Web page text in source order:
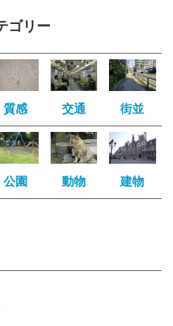
ゴリー
質感 交通 街並
公園 動物 建物